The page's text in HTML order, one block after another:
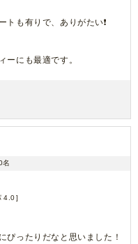
も有りで、ありがたい❗
ーにも最適です。
名
4.0
ぴったりだなと思いました！